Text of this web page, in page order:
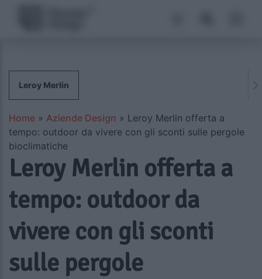
Leroy Merlin
Home » Aziende Design » Leroy Merlin offerta a
tempo: outdoor da vivere con gli sconti sulle pergole
bioclimatiche
Leroy Merlin offerta a
tempo: outdoor da
vivere con gli sconti
sulle pergole